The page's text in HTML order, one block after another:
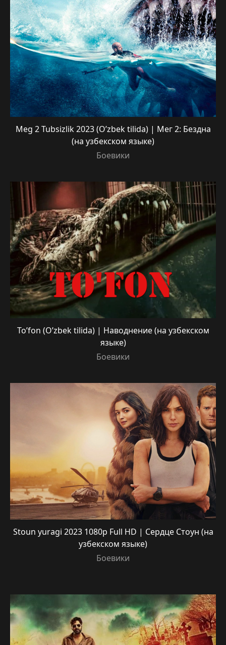
Meg 2 Tubsizlik 2023 (O’zbek tilida) | Мег 2: Бездна
(на узбекском языке)
Боевики
To’fon (O’zbek tilida) | Наводнение (на узбекском
языке)
Боевики
Stoun yuragi 2023 1080p Full HD | Сердце Стоун (на
узбекском языке)
Боевики